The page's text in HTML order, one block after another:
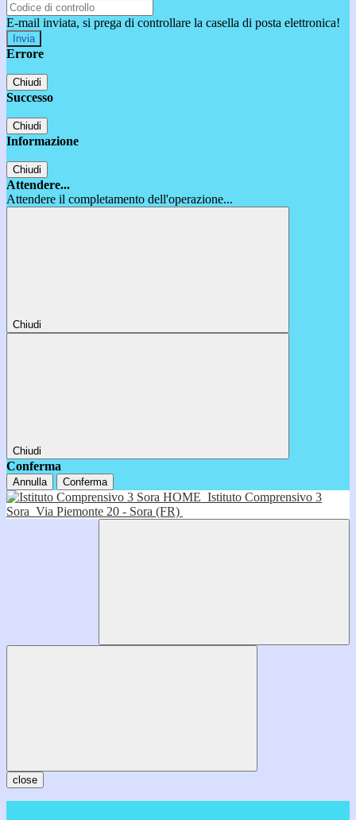
E-mail inviata, si prega di controllare la casella di posta elettronica!
Errore
Chiudi
Successo
Chiudi
Informazione
Chiudi
Attendere...
Attendere il completamento dell'operazione...
Chiudi
Chiudi
Conferma
Annulla Conferma
HOME Istituto Comprensivo 3
Sora Via Piemonte 20 - Sora (FR)
close